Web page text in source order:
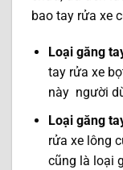
bao tay rửa xe
Loại găng
tay rửa xe
này người
Loại găng
rửa xe lông
cũng là loại